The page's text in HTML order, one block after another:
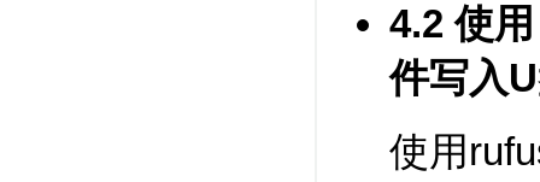
4.2 使
件写入
使用